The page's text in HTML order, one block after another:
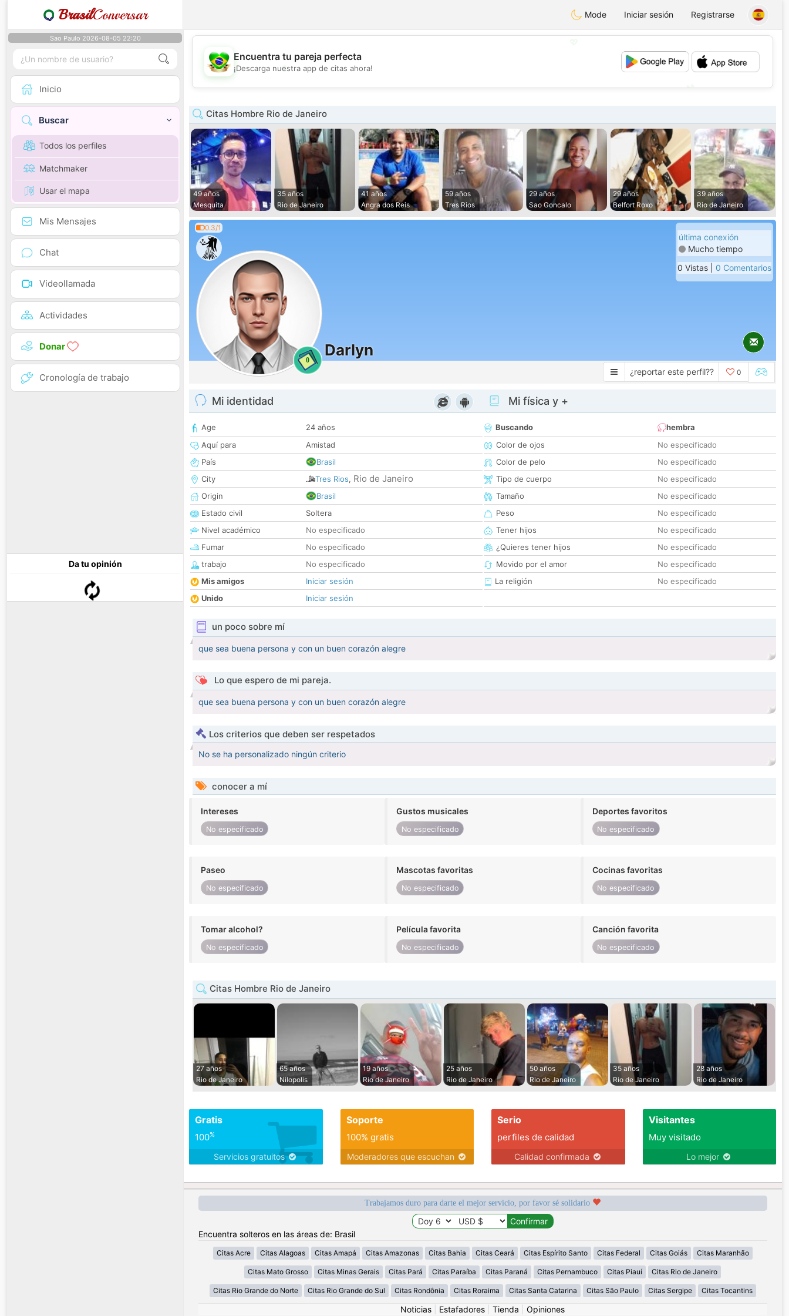
BrasilConversar Mode Iniciar sesión Registrarse
Sao Paulo 2026-08-05 22:20
Inicio
Buscar
Todos los perfiles
Matchmaker
Usar el mapa
Mis Mensajes
Chat
Videollamada
Actividades
Donar
Cronología de trabajo
Da tu opinión
💖
💕
Encuentra tu pareja perfecta
¡Descarga nuestra app de citas ahora!
Citas Hombre Rio de Janeiro
49 años
Mesquita
35 años
Rio de Janeiro
41 años
Angra dos Reis
59 años
Tres Rios
29 años
Sao Goncalo
29 años
Belfort Roxo
39 años
Rio de Janeiro
0.3/1
0
Darlyn
última conexión
Mucho tiempo
0 Vistas | 0 Comentarios
¿reportar este perfil?? 0
Mi identidad
Age
24 años
Aquí para
Amistad
País
Brasil
City
Tres Rios, Rio de Janeiro
Origin
Brasil
Estado civil
Soltera
Nivel académico
No especificado
Fumar
No especificado
trabajo
No especificado
Mis amigos
Iniciar sesión
Unido
Iniciar sesión
Mi física y +
Buscando
hembra
Color de ojos
No especificado
Color de pelo
No especificado
Tipo de cuerpo
No especificado
Tamaño
No especificado
Peso
No especificado
Tener hijos
No especificado
¿Quieres tener hijos
No especificado
Movido por el amor
No especificado
La religión
No especificado
un poco sobre mí
que sea buena persona y con un buen corazón alegre
Lo que espero de mi pareja.
que sea buena persona y con un buen corazón alegre
Los criterios que deben ser respetados
No se ha personalizado ningún criterio
conocer a mí
Intereses
No especificado
Gustos musicales
No especificado
Deportes favoritos
No especificado
Paseo
No especificado
Mascotas favoritas
No especificado
Cocinas favoritas
No especificado
Tomar alcohol?
No especificado
Película favorita
No especificado
Canción favorita
No especificado
Citas Hombre Rio de Janeiro
27 años
Rio de Janeiro
65 años
Nilopolis
19 años
Rio de Janeiro
25 años
Rio de Janeiro
50 años
Rio de Janeiro
35 años
Rio de Janeiro
28 años
Rio de Janeiro
Gratis
100%
Servicios gratuitos
Soporte
100% gratis
Moderadores que escuchan
Serio
perfiles de calidad
Calidad confirmada
Visitantes
Muy visitado
Lo mejor
Trabajamos duro para darte el mejor servicio, por favor sé solidario
Encuentra solteros en las áreas de: Brasil
Citas Acre Citas Alagoas Citas Amapá Citas Amazonas Citas Bahia Citas Ceará Citas Espírito Santo Citas Federal Citas Goiás Citas Maranhão
Citas Mato Grosso Citas Minas Gerais Citas Pará Citas Paraíba Citas Paraná Citas Pernambuco Citas Piauí Citas Rio de Janeiro
Citas Rio Grande do Norte Citas Rio Grande do Sul Citas Rondônia Citas Roraima Citas Santa Catarina Citas São Paulo Citas Sergipe Citas Tocantins
Noticias Estafadores Tienda Opiniones